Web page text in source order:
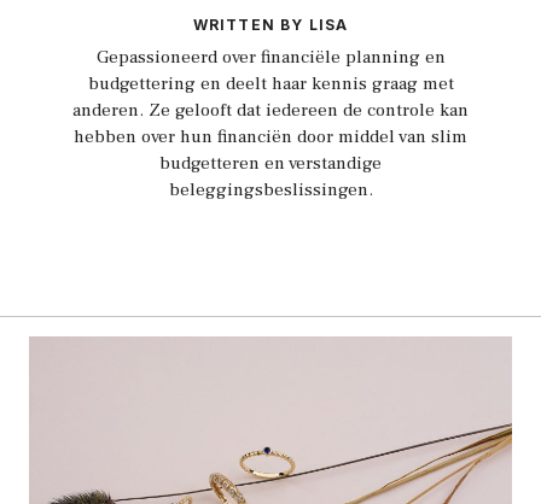
WRITTEN BY LISA
Gepassioneerd over financiële planning en
budgettering en deelt haar kennis graag met
anderen. Ze gelooft dat iedereen de controle kan
hebben over hun financiën door middel van slim
budgetteren en verstandige
beleggingsbeslissingen.